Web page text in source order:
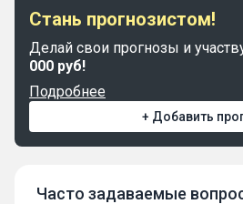
Стань прогнозистом!
Делай свои прогнозы и
000 руб!
Подробнее
+ Добавить
Часто задаваемые